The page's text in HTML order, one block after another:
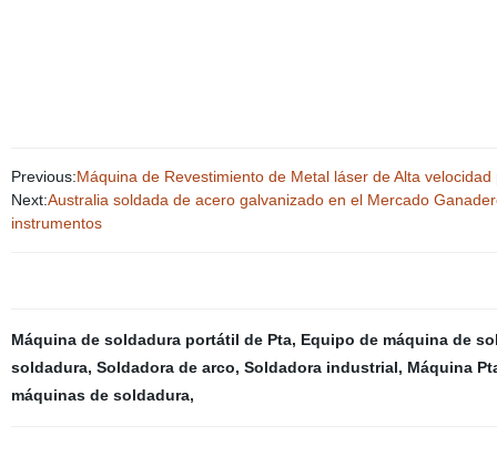
Previous:Máquina de Revestimiento de Metal láser de Alta
Next:Australia soldada de acero galvanizado en el Mercado
instrumentos
Máquina de soldadura portátil de Pta, Equipo de máquina de
soldadura, Soldadora de arco, Soldadora industrial, Máquina
máquinas de soldadura,